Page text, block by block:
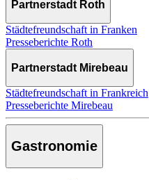
Partnerstadt Roth
Städtefreundschaft in Franken
Presseberichte Roth
Partnerstadt Mirebeau
Städtefreundschaft in Frankreich
Presseberichte Mirebeau
Gastronomie